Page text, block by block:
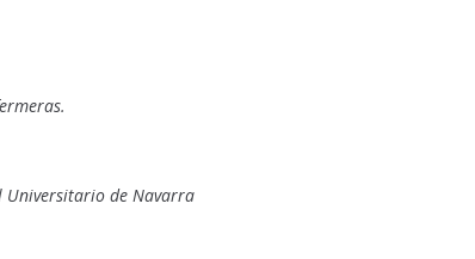
Universitario de Navarra